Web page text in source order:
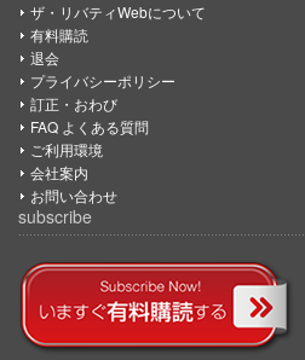
ザ・リバティWebについて
有料購読
退会
プライバシーポリシー
訂正・おわび
FAQ よくある質問
ご利用環境
会社案内
お問い合わせ
subscribe